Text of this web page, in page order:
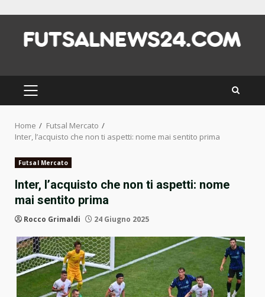
content
PRIMARY
MENU
Home
Futsal Mercato
Inter, l’acquisto che non ti aspetti: nome mai sentito prima
Futsal Mercato
Inter, l’acquisto che non ti aspetti: nome
mai sentito prima
Rocco Grimaldi 24 Giugno 2025